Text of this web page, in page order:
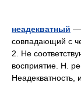
неадекватный —
совпадающий с
2. Не
восприятие. Н.